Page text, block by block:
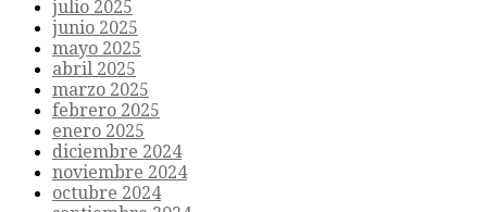
julio 2025
junio 2025
mayo 2025
abril 2025
marzo 2025
febrero 2025
enero 2025
diciembre 2024
noviembre 2024
octubre 2024